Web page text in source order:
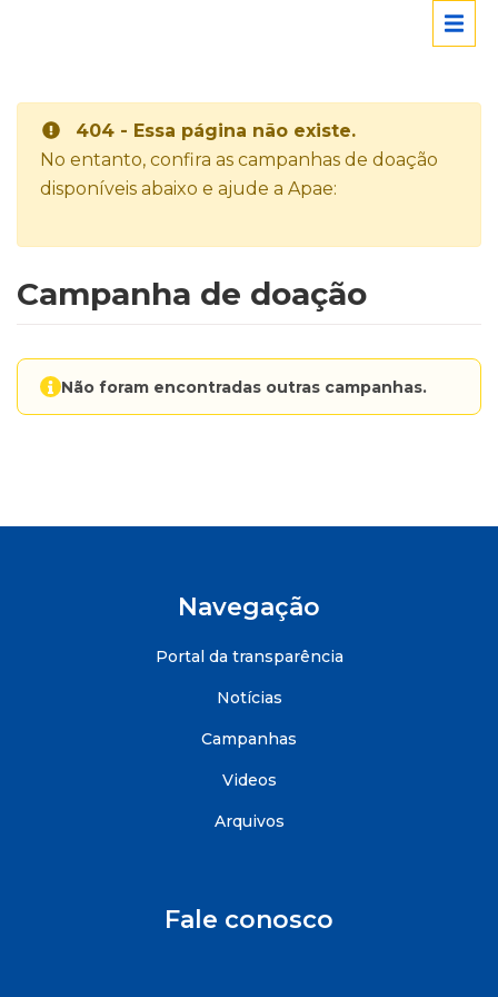
404 - Essa página não existe.
No entanto, confira as campanhas de doação
disponíveis abaixo e ajude a Apae:
Campanha de doação
Não foram encontradas outras campanhas.
Navegação
Portal da transparência
Notícias
Campanhas
Videos
Arquivos
Fale conosco